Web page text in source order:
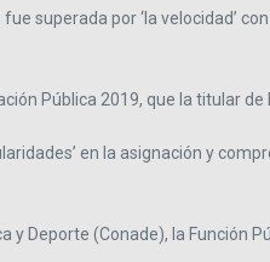
superada por ‘la velocidad’
Pública 2019, que la titular
en la asignación y
y Deporte (Conade), la